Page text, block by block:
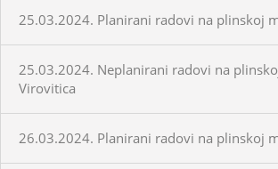
25.03.2024. Planirani radovi na plinskoj
25.03.2024. Neplanirani radovi na
Virovitica
26.03.2024. Planirani radovi na plinskoj